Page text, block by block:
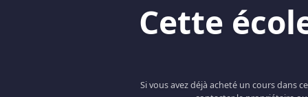
Cette
Si vous avez déjà acheté un cours dans